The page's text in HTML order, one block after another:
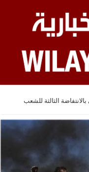
الثالثة للشعب